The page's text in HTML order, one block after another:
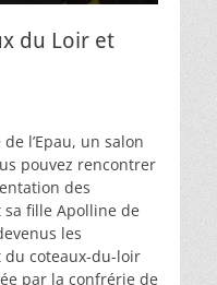
du Loir et
l’Epau, un salon
pouvez rencontrer
des
sa fille Apolline de
les
du coteaux-du-loir
par la confrérie de